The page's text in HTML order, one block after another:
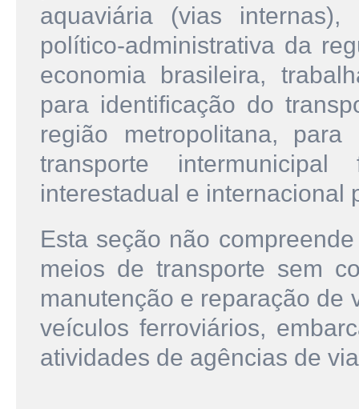
aquaviária (vias
político-administrativa da
economia brasileira,
para identificação do
região metropolitana,
transporte
interestadual e internacional
Esta seção não
meios de transporte sem
manutenção e reparação de
veículos ferroviários,
atividades de agências de